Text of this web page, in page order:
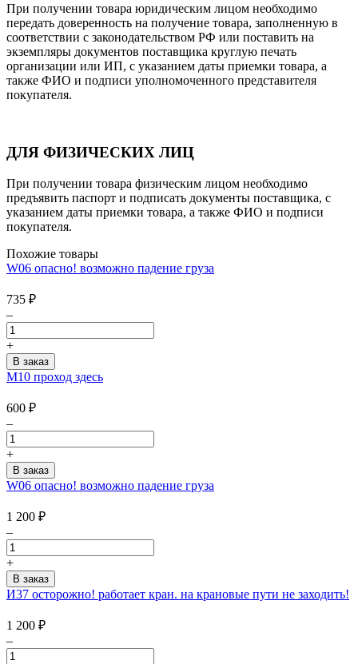
При получении товара юридическим лицом необходимо
передать доверенность на получение товара, заполненную в
соответствии с законодательством РФ или поставить на
экземпляры документов поставщика круглую печать
организации или ИП, с указанием даты приемки товара, а
также ФИО и подписи уполномоченного представителя
покупателя.
ДЛЯ ФИЗИЧЕСКИХ ЛИЦ
При получении товара физическим лицом необходимо
предъявить паспорт и подписать документы поставщика, с
указанием даты приемки товара, а также ФИО и подписи
покупателя.
Похожие товары
W06 опасно! возможно падение груза
735 ₽
–
+
М10 проход здесь
600 ₽
–
+
W06 опасно! возможно падение груза
1 200 ₽
–
+
И37 осторожно! работает кран. на крановые пути не заходить!
1 200 ₽
–